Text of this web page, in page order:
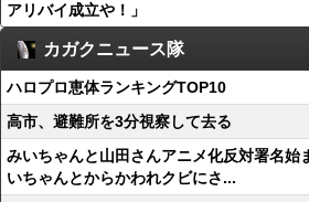
アリバイ成立や！」
カガクニュース隊
ハロプロ恵体ランキングTOP10
高市、避難所を3分視察して去る
みいちゃんと山田さんアニメ化反対署名始
いちゃんとからかわれクビにさ...